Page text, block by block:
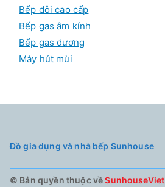
Bếp đôi cao cấp
Bếp gas âm kính
Bếp gas dương
Máy hút mùi
Đồ gia dụng và nhà bếp Sunhouse
© Bản quyền thuộc vềSunhouseViet